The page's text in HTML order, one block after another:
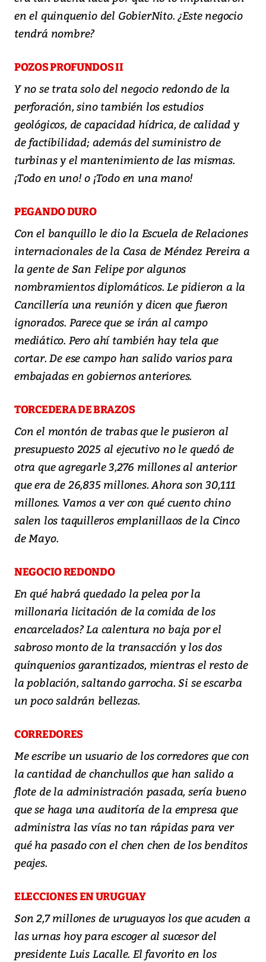
en el quinquenio del GobierNito. ¿Este negocio
tendrá nombre?
POZOS PROFUNDOS II
Y no se trata solo del negocio redondo de la
perforación, sino también los estudios
geológicos, de capacidad hídrica, de calidad y
de factibilidad; además del suministro de
turbinas y el mantenimiento de las mismas.
¡Todo en uno! o ¡Todo en una mano!
PEGANDO DURO
Con el banquillo le dio la Escuela de Relaciones
internacionales de la Casa de Méndez Pereira a
la gente de San Felipe por algunos
nombramientos diplomáticos. Le pidieron a la
Cancillería una reunión y dicen que fueron
ignorados. Parece que se irán al campo
mediático. Pero ahí también hay tela que
cortar. De ese campo han salido varios para
embajadas en gobiernos anteriores.
TORCEDERA DE BRAZOS
Con el montón de trabas que le pusieron al
presupuesto 2025 al ejecutivo no le quedó de
otra que agregarle 3,276 millones al anterior
que era de 26,835 millones. Ahora son 30,111
millones. Vamos a ver con qué cuento chino
salen los taquilleros emplanillaos de la Cinco
de Mayo.
NEGOCIO REDONDO
En qué habrá quedado la pelea por la
millonaria licitación de la comida de los
encarcelados? La calentura no baja por el
sabroso monto de la transacción y los dos
quinquenios garantizados, mientras el resto de
la población, saltando garrocha. Si se escarba
un poco saldrán bellezas.
CORREDORES
Me escribe un usuario de los corredores que con
la cantidad de chanchullos que han salido a
flote de la administración pasada, sería bueno
que se haga una auditoría de la empresa que
administra las vías no tan rápidas para ver
qué ha pasado con el chen chen de los benditos
peajes.
ELECCIONES EN URUGUAY
Son 2,7 millones de uruguayos los que acuden a
las urnas hoy para escoger al sucesor del
presidente Luis Lacalle. El favorito en los